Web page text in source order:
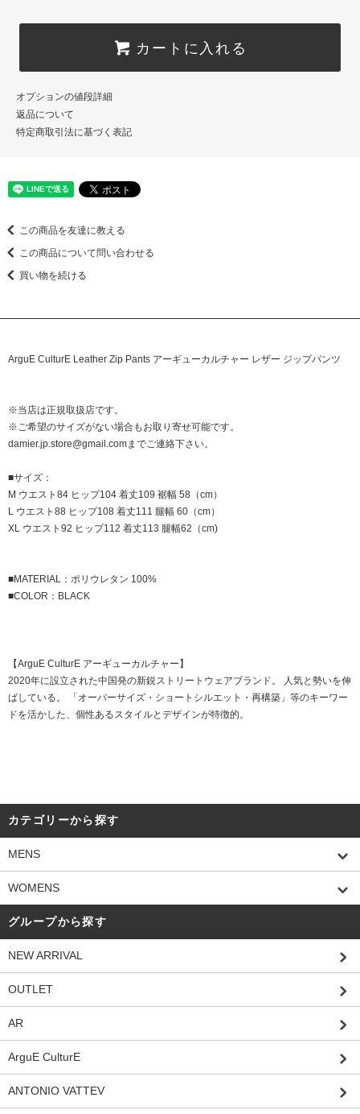
カートに入れる
オプションの値段詳細
返品について
特定商取引法に基づく表記
この商品を友達に教える
この商品について問い合わせる
買い物を続ける
ArguE CulturE Leather Zip Pants アーギューカルチャー レザー ジップパンツ
※当店は正規取扱店です。
※ご希望のサイズがない場合もお取り寄せ可能です。
damier.jp.store@gmail.comまでご連絡下さい。
■サイズ：
M ウエスト84 ヒップ104 着丈109 裾幅 58（cm）
L ウエスト88 ヒップ108 着丈111 腿幅 60（cm）
XL ウエスト92 ヒップ112 着丈113 腿幅62（cm)
■MATERIAL：ポリウレタン 100%
■COLOR：BLACK
【ArguE CulturE アーギューカルチャー】
2020年に設立された中国発の新鋭ストリートウェアブランド。 人気と勢いを伸
ばしている。 「オーバーサイズ・ショートシルエット・再構築」等のキーワー
ドを活かした、個性あるスタイルとデザインが特徴的。
カテゴリーから探す
MENS
WOMENS
グループから探す
NEW ARRIVAL
OUTLET
AR
ArguE CulturE
ANTONIO VATTEV